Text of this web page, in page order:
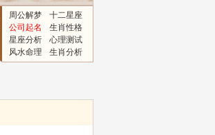
周公解梦
十二星座
公司起名
生肖性格
星座分析
心理测试
风水命理
生肖分析